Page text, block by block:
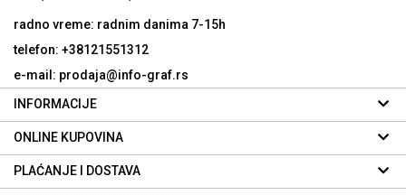
radno vreme: radnim danima 7-15h
telefon: +38121551312
e-mail: prodaja@info-graf.rs
INFORMACIJE
ONLINE KUPOVINA
PLAĆANJE I DOSTAVA